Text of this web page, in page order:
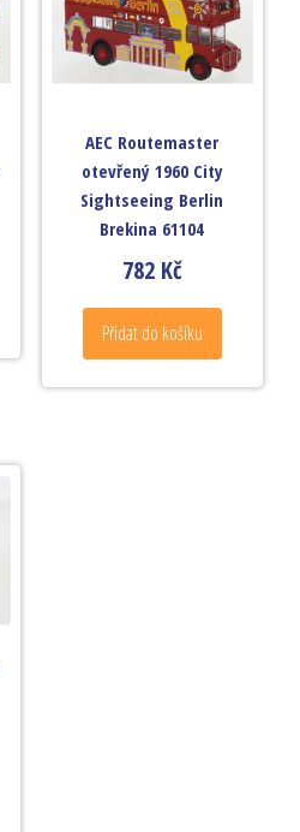
AEC Routemaster
otevřený 1960 City
Sightseeing Berlin
Brekina 61104
782 Kč
Přidat do košíku